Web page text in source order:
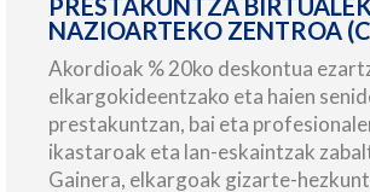
PRESTAKUNTZA
NAZIOARTEKO ZENTROA
Akordioak % 20ko deskontua
elkargokideentzako eta haien
prestakuntzan, bai eta
ikastaroak eta lan-eskaintzak
Gainera, elkargoak gizarte-